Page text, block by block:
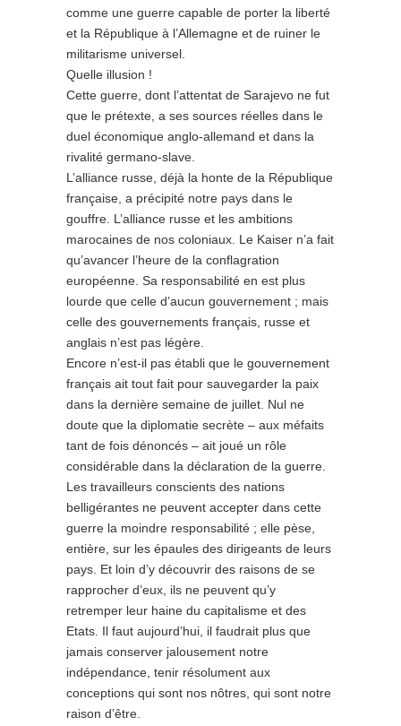
comme une guerre capable de porter la liberté
et la République à l’Allemagne et de ruiner le
militarisme universel.
Quelle illusion !
Cette guerre, dont l’attentat de Sarajevo ne fut
que le prétexte, a ses sources réelles dans le
duel économique anglo-allemand et dans la
rivalité germano-slave.
L’alliance russe, déjà la honte de la République
française, a précipité notre pays dans le
gouffre. L’alliance russe et les ambitions
marocaines de nos coloniaux. Le Kaiser n’a fait
qu’avancer l’heure de la conflagration
européenne. Sa responsabilité en est plus
lourde que celle d’aucun gouvernement ; mais
celle des gouvernements français, russe et
anglais n’est pas légère.
Encore n’est-il pas établi que le gouvernement
français ait tout fait pour sauvegarder la paix
dans la dernière semaine de juillet. Nul ne
doute que la diplomatie secrète – aux méfaits
tant de fois dénoncés – ait joué un rôle
considérable dans la déclaration de la guerre.
Les travailleurs conscients des nations
belligérantes ne peuvent accepter dans cette
guerre la moindre responsabilité ; elle pèse,
entière, sur les épaules des dirigeants de leurs
pays. Et loin d’y découvrir des raisons de se
rapprocher d’eux, ils ne peuvent qu’y
retremper leur haine du capitalisme et des
Etats. Il faut aujourd’hui, il faudrait plus que
jamais conserver jalousement notre
indépendance, tenir résolument aux
conceptions qui sont nos nôtres, qui sont notre
raison d’être.